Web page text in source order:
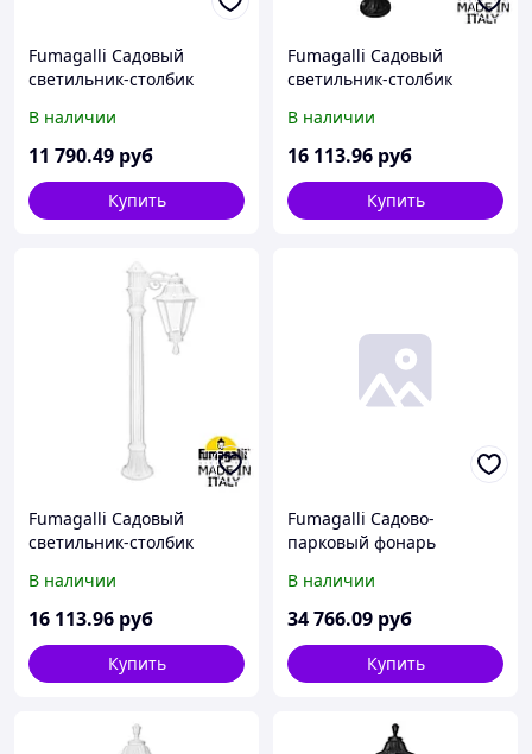
Fumagalli Садовый
светильник-столбик
E26.162.000.VYF1R
В наличии
11 790.49 руб
Купить
Fumagalli Садовый
светильник-столбик
BISSO/RUT 1L
E26.163.S10.AXF1R
В наличии
16 113.96 руб
Купить
Fumagalli Садовый
светильник-столбик
BISSO/RUT 1L
E26.163.S10.WXF1R
В наличии
16 113.96 руб
Купить
Fumagalli Садово-
парковый фонарь
BISSO/RUT 3+1
E26.158.S31.VYF1R
В наличии
34 766.09 руб
Купить